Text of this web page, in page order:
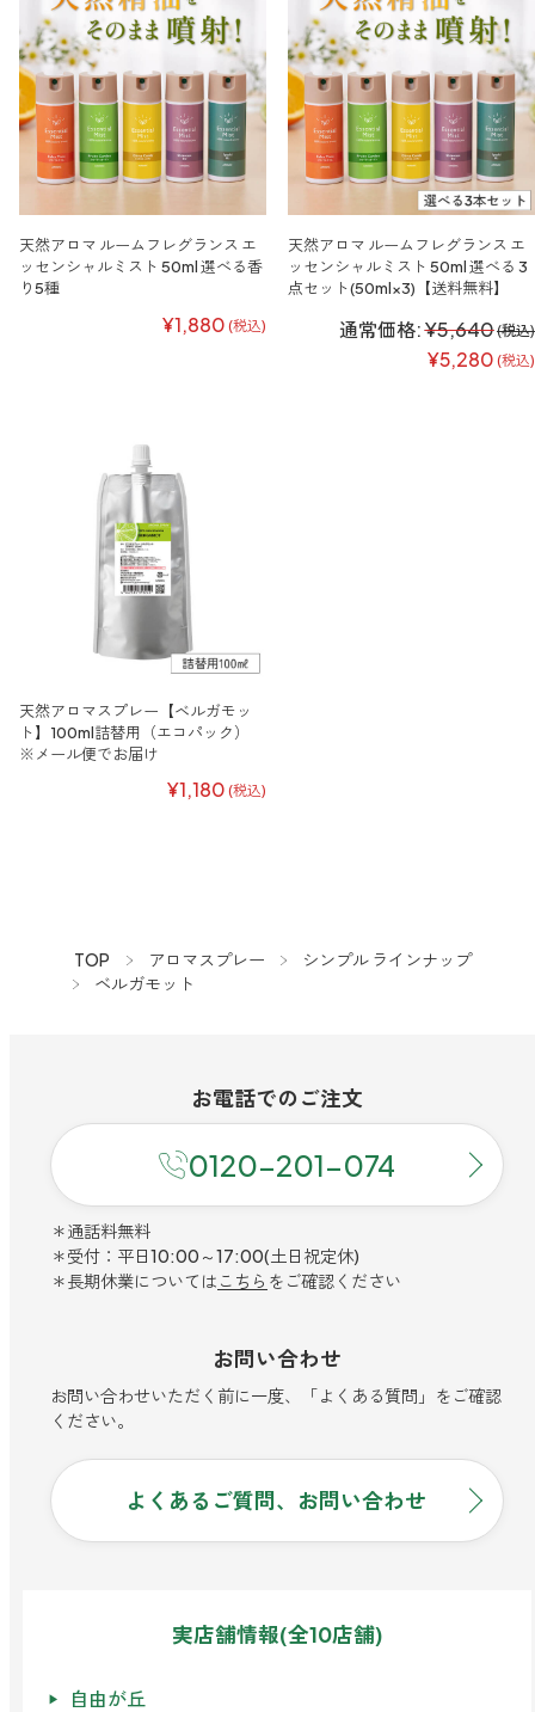
天然アロマ ルームフレグランス エ
ッセンシャルミスト 50ml 選べる香
り5種
¥1,880 (税込)
天然アロマ ルームフレグランス エ
ッセンシャルミスト 50ml 選べる 3
点セット(50ml×3)【送料無料】
通常価格:¥5,640(税込)
¥5,280 (税込)
天然アロマスプレー【ベルガモッ
ト】100ml詰替用（エコパック）
※メール便でお届け
¥1,180 (税込)
TOP アロマスプレー
シンプル ラインナップ
ベルガモット
お電話でのご注文
0120-201-074
＊通話料無料
＊受付：平日10:00～17:00(土日祝定休)
＊長期休業については こちら をご確認ください
お問い合わせ
お問い合わせいただく前に一度、「よくある質問」をご確認
ください。
よくあるご質問、お問い合わせ
実店舗情報(全10店舗)
自由が丘